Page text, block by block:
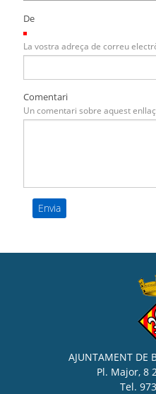
De
La vostra adreça de correu
Comentari
Un comentari sobre aquest
AJUNTAMENT DE
Pl. Major, 8
Tel.